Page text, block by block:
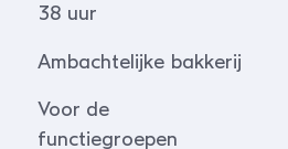
38 uur
Ambachtelijke bakkerij
Voor de
functiegroepen